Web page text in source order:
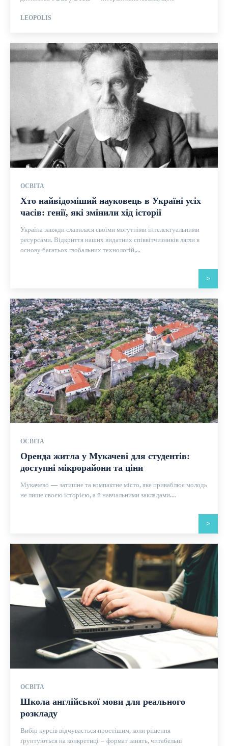
LEOPOLIS
ОСВІТА
Хто найвідоміший науковець в Україні усіх
часів: генії, які змінили хід історії
Україна завжди славилася своїми могутніми інтелектуальними
ресурсами. Відкриття наших видатних співвітчизників лягли в
основу багатьох глобальних технологій,...
>
ОСВІТА
Оренда житла у Мукачеві для студентів:
доступні мікрорайони та ціни
Мукачево — затишне та компактне місто, яке приваблює молодь
не лише своєю історією, а й навчальними закладами....
>
ОСВІТА
Школа англійської мови для реального
розкладу
Вибір курсів відчувається простішим, коли рішення
ґрунтуються на конкретиці – формат занять, читабельні